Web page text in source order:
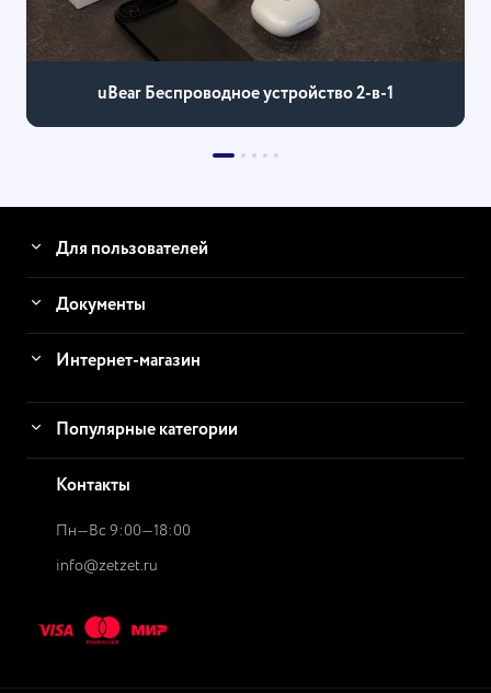
uBear Беспроводное устройство 2-в-1
Для пользователей
Документы
Интернет-магазин
Популярные категории
Контакты
Пн—Вс 9:00—18:00
info@zetzet.ru